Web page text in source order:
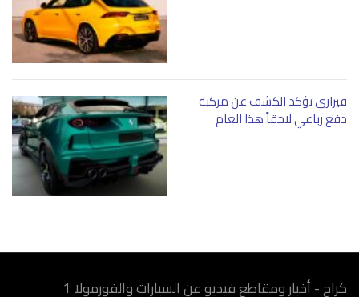
فيراري تؤكد الكشف عن مركبة
دفع رباعي لاحقاً هذا العام
كراج - أخبار ومقاطع فيديو عن السيارات والفورمولا 1